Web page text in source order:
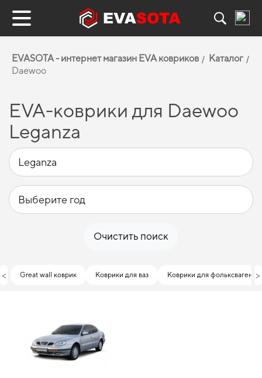
EVASOTA - интернет магазин EVA ковриков
Каталог
Daewoo
EVA-коврики для Daewoo
Leganza
Очистить поиск
< Great wall коврик Коврики для ваз Коврики для фольксваген >